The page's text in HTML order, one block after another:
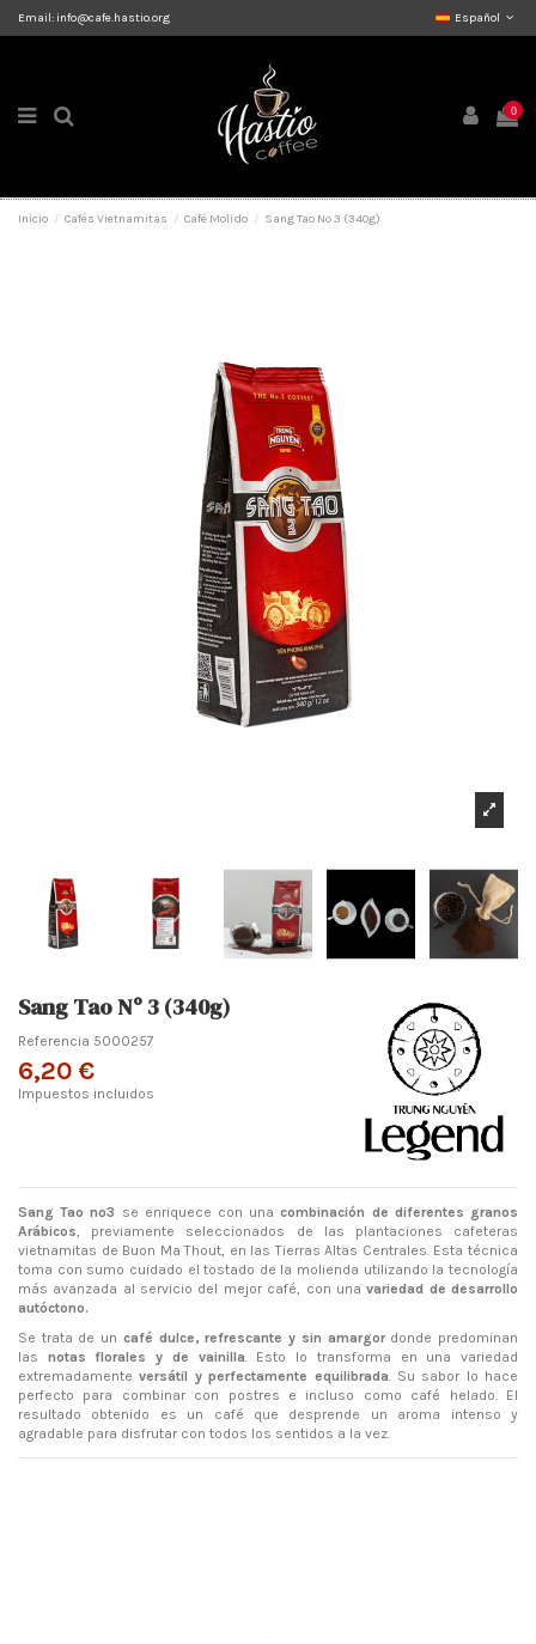
Email: info@cafe.hastio.org Español
0
Inicio Cafés Vietnamitas Café Molido Sang Tao Nº 3 (340g)
Sang Tao Nº 3 (340g)
Referencia 5000257
6,20 €
Impuestos incluidos
Sang Tao nº3 se enriquece con unacombinación de diferentes granos
Arábicos, previamente seleccionados de las plantaciones cafeteras
vietnamitas de Buon Ma Thout, en las Tierras Altas Centrales. Esta técnica
toma con sumo cuidado el tostado de la molienda utilizando la tecnología
más avanzada al servicio del mejor café, con una variedad de desarrollo
autóctono.
Se trata de un café dulce, refrescante y sin amargordonde predominan
las notas florales y de vainilla. Esto lo transforma en una variedad
extremadamenteversátil y perfectamente equilibrada. Su sabor lo hace
perfecto para combinar con postres e incluso como café helado. El
resultado obtenido es un café que desprende un aroma intenso y
agradable para disfrutar con todos los sentidos a la vez.